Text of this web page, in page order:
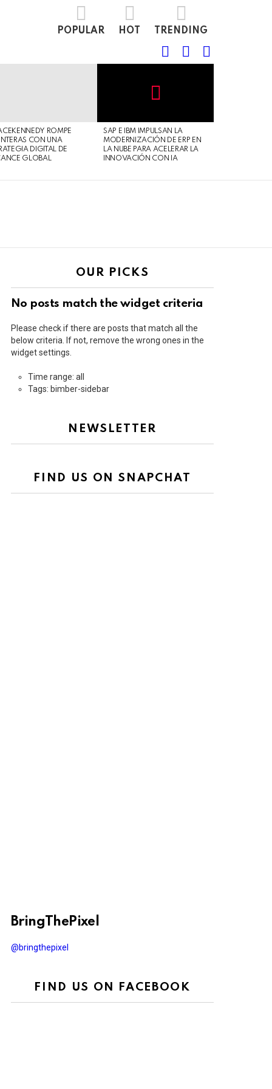
POPULAR HOT TRENDING
FOLLOWSEARCH
ROMPE
CON UNA
DIGITAL DE
GLOBAL
Safe
For
Work
view
this
post
SAP E IBM IMPULSAN LA
MODERNIZACIÓN DE ERP EN
LA NUBE PARA ACELERAR LA
INNOVACIÓN CON IA
OUR PICKS
No posts match the widget criteria
Please check if there are posts that match all the
below criteria. If not, remove the wrong ones in the
widget settings.
Time range: all
Tags: bimber-sidebar
NEWSLETTER
FIND US ON SNAPCHAT
BringThePixel
@bringthepixel
FIND US ON FACEBOOK